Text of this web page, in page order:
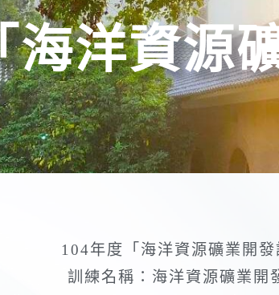
海洋資源
104年度「海洋資源礦業開發
訓練名稱：海洋資源礦業開